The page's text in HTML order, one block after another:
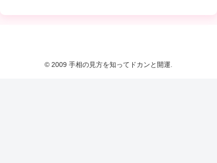
© 2009 手相の見方を知ってドカンと開運.